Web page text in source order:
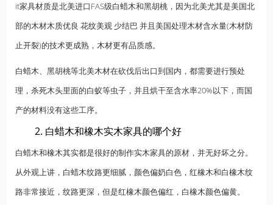
it家具材质是北美进口FAS级白蜡木和黑胡桃，因为北美尤其是美国北
部的木材木质优良 花纹美观 少结巴 并且美国处理木材含水量(木材防
止开裂)的技术更成熟，木材更有品质感。
白蜡木、黑胡桃等北美木材在砍伐后出口到国内，都需要进行预处
理，杀死木头里面的白蚁等虫子，并且烘干至含水率20%以下，而国
产的材料没有这些工序。
2. 白蜡木和橡木实木家具的哪个好
白蜡木和橡木其实都是很好的制作实木家具的原材，并无好坏之分。
从外观上讲，白蜡木纹路更细腻，颜色偏奶白色，红橡木和白橡木纹
路非常接近，纹路更深，但是红橡木颜色偏红，白橡木颜色偏黄。